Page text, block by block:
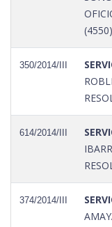
350/2014/III
614/2014/III
374/2014/III